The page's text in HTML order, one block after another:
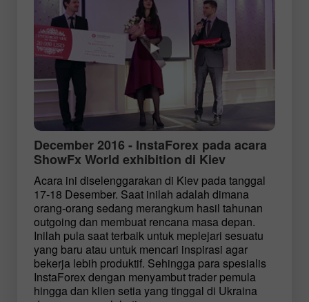
December 2016 - InstaForex pada acara
ShowFx World exhibition di Kiev
Acara ini diselenggarakan di Kiev pada tanggal
17-18 Desember. Saat inilah adalah dimana
orang-orang sedang merangkum hasil tahunan
outgoing dan membuat rencana masa depan.
Inilah pula saat terbaik untuk meplejari sesuatu
yang baru atau untuk mencari inspirasi agar
bekerja lebih produktif. Sehingga para spesialis
InstaForex dengan menyambut trader pemula
hingga dan klien setia yang tinggal di Ukraina